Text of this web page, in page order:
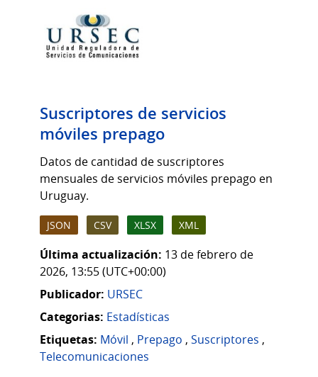
Suscriptores de servicios
móviles prepago
Datos de cantidad de suscriptores
mensuales de servicios móviles prepago en
Uruguay.
JSON CSV XLSX XML
Última actualización: 13 de febrero de
2026, 13:55 (UTC+00:00)
Publicador: URSEC
Categorias: Estadísticas
Etiquetas: Móvil , Prepago , Suscriptores ,
Telecomunicaciones